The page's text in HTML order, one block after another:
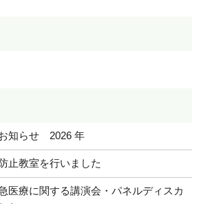
知らせ 2026 年
止教室を行いました
医療に関する講演会・パネルディスカ